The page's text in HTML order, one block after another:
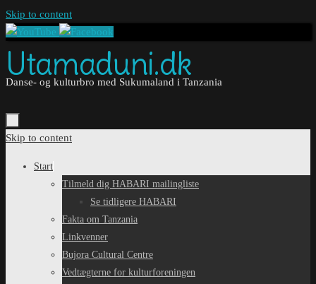
Skip to content
Utamaduni.dk
Danse- og kulturbro med Sukumaland i Tanzania
Skip to content
Start
Tilmeld dig HABARI mailingliste
Se tidligere HABARI
Fakta om Tanzania
Linkvenner
Bujora Cultural Centre
Vedtægterne for kulturforeningen